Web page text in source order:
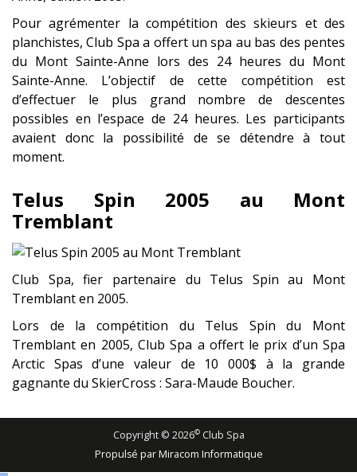
Pour agrémenter la compétition des skieurs et des
planchistes, Club Spa a offert un spa au bas des pentes
du Mont Sainte-Anne lors des 24 heures du Mont
Sainte-Anne. L’objectif de cette compétition est
d’effectuer le plus grand nombre de descentes
possibles en l’espace de 24 heures. Les participants
avaient donc la possibilité de se détendre à tout
moment.
Telus Spin 2005 au Mont
Tremblant
Club Spa, fier partenaire du Telus Spin au Mont
Tremblant en 2005.
Lors de la compétition du Telus Spin du Mont
Tremblant en 2005, Club Spa a offert le prix d’un Spa
Arctic Spas d’une valeur de 10 000$ à la grande
gagnante du SkierCross : Sara-Maude Boucher.
Copyright © 2026©Club Spa
Propulsé par Miracom Informatique